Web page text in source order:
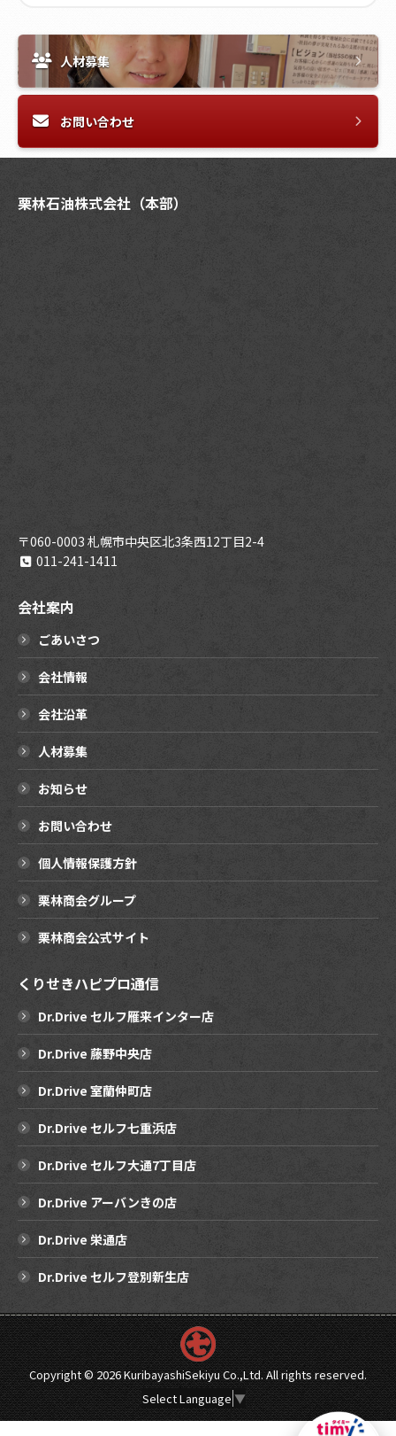
人材募集
お問い合わせ
栗林石油株式会社（本部）
〒060-0003 札幌市中央区北3条西12丁目2-4
011-241-1411
会社案内
ごあいさつ
会社情報
会社沿革
人材募集
お知らせ
お問い合わせ
個人情報保護方針
栗林商会グループ
栗林商会公式サイト
くりせきハピプロ通信
Dr.Drive セルフ雁来インター店
Dr.Drive 藤野中央店
Dr.Drive 室蘭仲町店
Dr.Drive セルフ七重浜店
Dr.Drive セルフ大通7丁目店
Dr.Drive アーバンきの店
Dr.Drive 栄通店
Dr.Drive セルフ登別新生店
Copyright ©2026 KuribayashiSekiyu Co.,Ltd. All rights reserved.
Select Language ▼